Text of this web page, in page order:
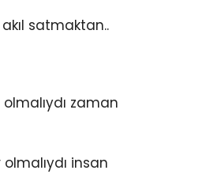
satmaktan..
zaman
insan